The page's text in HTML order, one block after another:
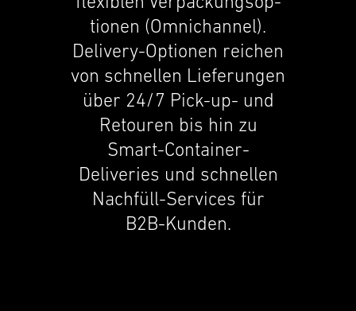
tio­nen (Omnichan­nel).
Delivery-Optionen reichen
von schnellen Liefer­un­gen
über 24/7 Pick-up- und
Retouren bis hin zu
Smart-Container-
Deliveries und schnellen
Nachfüll-Services für
B2B-Kunden.